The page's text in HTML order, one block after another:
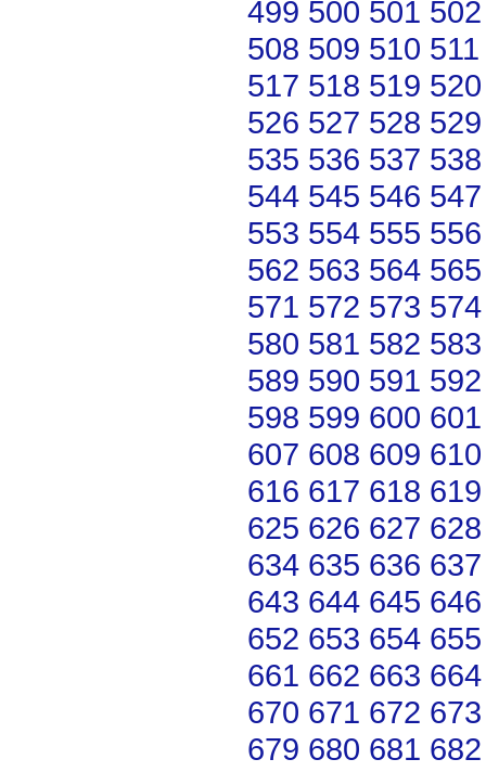
499 500 501 502
508 509 510 511
517 518 519 520
526 527 528 529
535 536 537 538
544 545 546 547
553 554 555 556
562 563 564 565
571 572 573 574
580 581 582 583
589 590 591 592
598 599 600 601
607 608 609 610
616 617 618 619
625 626 627 628
634 635 636 637
643 644 645 646
652 653 654 655
661 662 663 664
670 671 672 673
679 680 681 682